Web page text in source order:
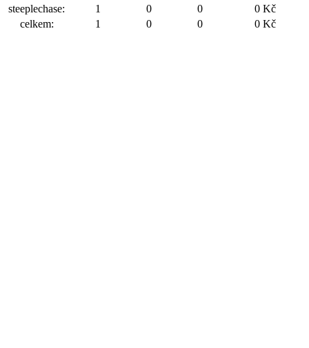
steeplechase:
1 0 0
0 Kč
celkem:
1 0 0 0 Kč